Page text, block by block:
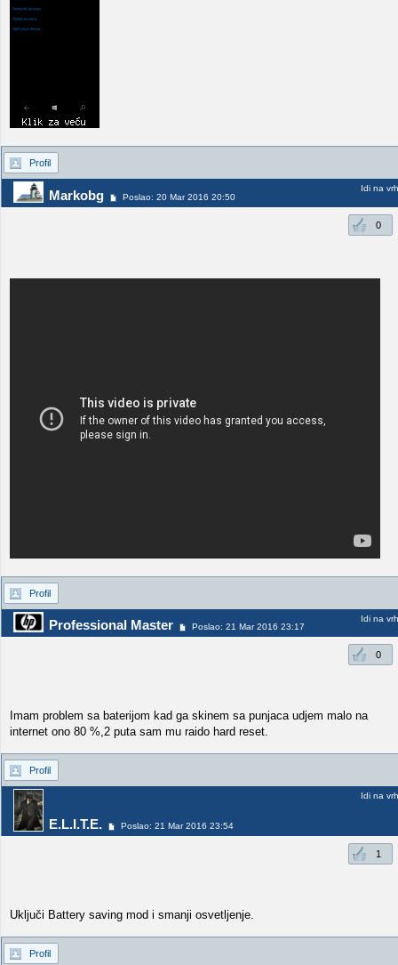
Profil
Markobg Poslao: 20 Mar 2016 20:50
Idi na vrh
0
Profil
Professional Master Poslao: 21 Mar 2016 23:17
Idi na vrh
0
Imam problem sa baterijom kad ga skinem sa punjaca udjem malo na
internet ono 80 %,2 puta sam mu raido hard reset.
Profil
E.L.I.T.E. Poslao: 21 Mar 2016 23:54
Idi na vrh
1
Uključi Battery saving mod i smanji osvetljenje.
Profil